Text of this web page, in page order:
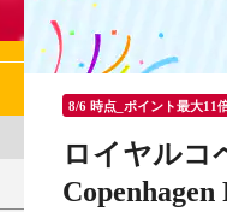
8/6 時点_ポイント最大11
ロイヤルコ